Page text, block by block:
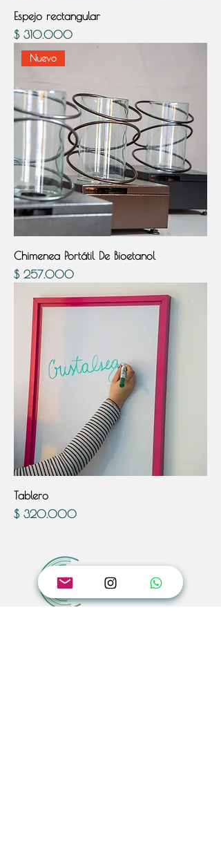
Espejo rectangular
Precio
$ 310.000
Nuevo
Chimenea Portátil De Bioetanol
Precio
$ 257.000
Tablero
Precio
$ 320.000